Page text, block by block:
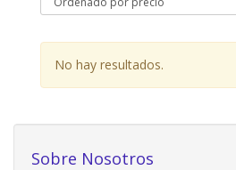
No hay resultados.
Sobre Nosotros